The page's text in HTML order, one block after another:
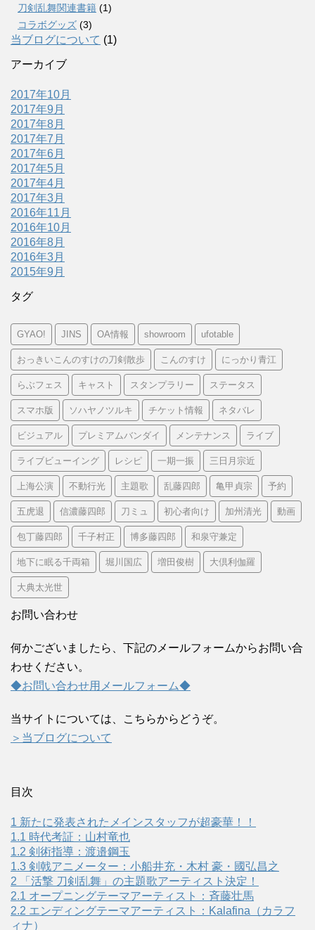
刀剣乱舞関連書籍 (1)
コラボグッズ (3)
当ブログについて (1)
アーカイブ
2017年10月
2017年9月
2017年8月
2017年7月
2017年6月
2017年5月
2017年4月
2017年3月
2016年11月
2016年10月
2016年8月
2016年3月
2015年9月
タグ
GYAO! JINS OA情報 showroom ufotable
おっきいこんのすけの刀剣散歩 こんのすけ にっかり青江
らぶフェス キャスト スタンプラリー ステータス
スマホ版 ソハヤノツルキ チケット情報 ネタバレ
ビジュアル プレミアムバンダイ メンテナンス ライブ
ライブビューイング レシピ 一期一振 三日月宗近
上海公演 不動行光 主題歌 乱藤四郎 亀甲貞宗 予約
五虎退 信濃藤四郎 刀ミュ 初心者向け 加州清光 動画
包丁藤四郎 千子村正 博多藤四郎 和泉守兼定
地下に眠る千両箱 堀川国広 増田俊樹 大倶利伽羅
大典太光世
お問い合わせ
何かございましたら、下記のメールフォームからお問い合
わせください。
◆お問い合わせ用メールフォーム◆
当サイトについては、こちらからどうぞ。
＞当ブログについて
目次
1 新たに発表されたメインスタッフが超豪華！！
1.1 時代考証：山村竜也
1.2 剣術指導：渡邉鋼玉
1.3 剣戟アニメーター：小船井充・木村 豪・國弘昌之
2 「活撃 刀剣乱舞」の主題歌アーティスト決定！
2.1 オープニングテーマアーティスト：斉藤壮馬
2.2 エンディングテーマアーティスト：Kalafina（カラフ
ィナ）